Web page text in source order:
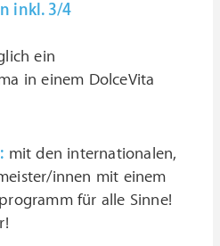
inkl. 3/4
ein
in einem DolceVita
mit den internationalen,
innen mit einem
für alle Sinne!